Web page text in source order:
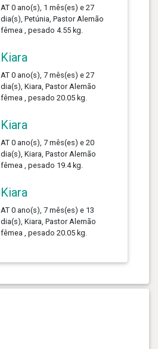
AT 0 ano(s), 1 mês(es) e 27
dia(s), Petúnia, Pastor Alemão
fêmea , pesado 4.55 kg.
Kiara
AT 0 ano(s), 7 mês(es) e 27
dia(s), Kiara, Pastor Alemão
fêmea , pesado 20.05 kg.
Kiara
AT 0 ano(s), 7 mês(es) e 20
dia(s), Kiara, Pastor Alemão
fêmea , pesado 19.4 kg.
Kiara
AT 0 ano(s), 7 mês(es) e 13
dia(s), Kiara, Pastor Alemão
fêmea , pesado 20.05 kg.